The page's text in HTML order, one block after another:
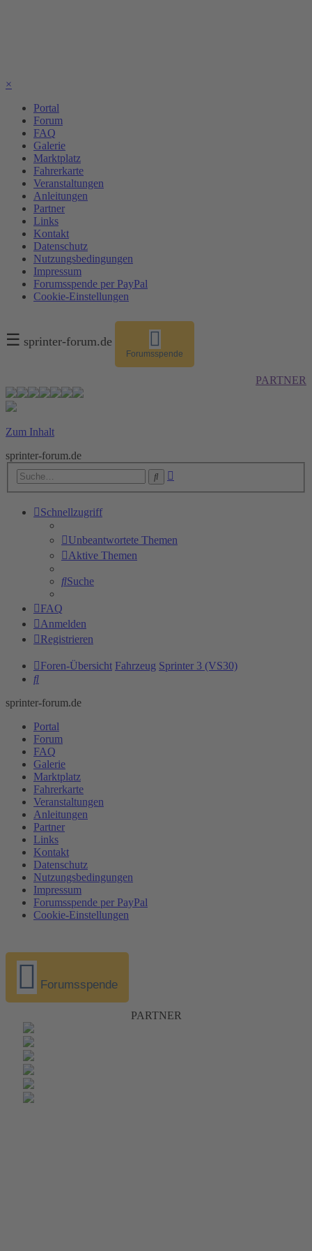
×
Portal
Forum
FAQ
Galerie
Marktplatz
Fahrerkarte
Veranstaltungen
Anleitungen
Partner
Links
Kontakt
Datenschutz
Nutzungsbedingungen
Impressum
Forumsspende per PayPal
Cookie-Einstellungen
☰ sprinter-forum.de
Forumsspende
PARTNER
Zum Inhalt
sprinter-forum.de
Suche
Schnellzugriff
Unbeantwortete Themen
Aktive Themen
Suche
FAQ
Anmelden
Registrieren
Foren-Übersicht Fahrzeug Sprinter 3 (VS30)
Suche
sprinter-forum.de
Portal
Forum
FAQ
Galerie
Marktplatz
Fahrerkarte
Veranstaltungen
Anleitungen
Partner
Links
Kontakt
Datenschutz
Nutzungsbedingungen
Impressum
Forumsspende per PayPal
Cookie-Einstellungen
Forumsspende
PARTNER